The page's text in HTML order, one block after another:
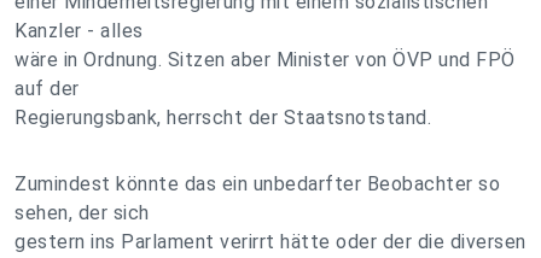
Kanzler - alles
wäre in Ordnung. Sitzen aber Minister von ÖVP und FPÖ
auf der
Regierungsbank, herrscht der Staatsnotstand.
Zumindest könnte das ein unbedarfter Beobachter so
sehen, der sich
gestern ins Parlament verirrt hätte oder der die diversen